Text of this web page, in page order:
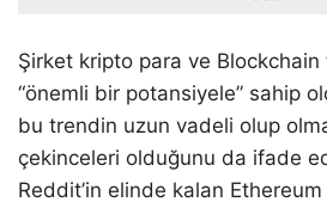
Şirket kripto para ve
“önemli bir potansiyele” sahip
bu trendin uzun vadeli olup
çekinceleri olduğunu da ifade
Reddit’in elinde kalan